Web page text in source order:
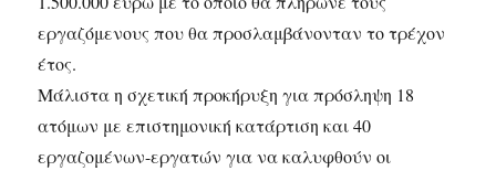
εργαζόμενους που θα προσλαμβάνονταν το τρέχον
έτος.
Μάλιστα η σχετική προκήρυξη για πρόσληψη 18
ατόμων με επιστημονική κατάρτιση και 40
εργαζομένων-εργατών για να καλυφθούν οι